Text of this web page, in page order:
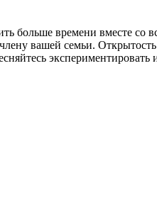
больше времени вместе
вашей семьи.